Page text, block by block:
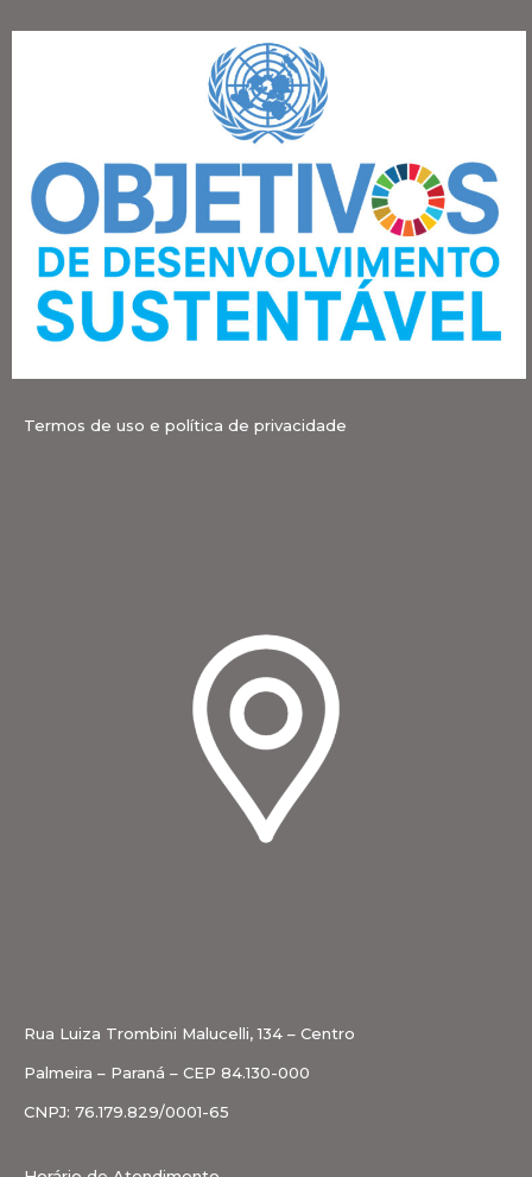
Termos de uso e política de privacidade
Rua Luiza Trombini Malucelli, 134 – Centro
Palmeira – Paraná – CEP 84.130-000
CNPJ: 76.179.829/0001-65